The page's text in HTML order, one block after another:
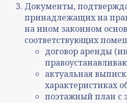
Документы,
принадлежащих на
на ином законном
соответствующих
договор аренды
актуальная
характеристиках
поэтажный план с